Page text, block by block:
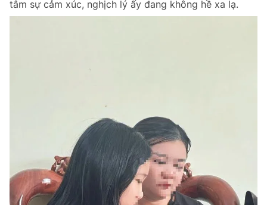
Chào ngày mới Tin 24h
Bạn cần biết
Thông tin tòa soạn Liên hệ quảng cáo
tâm sự cảm xúc, nghịch lý ấy đang không hề xa lạ.